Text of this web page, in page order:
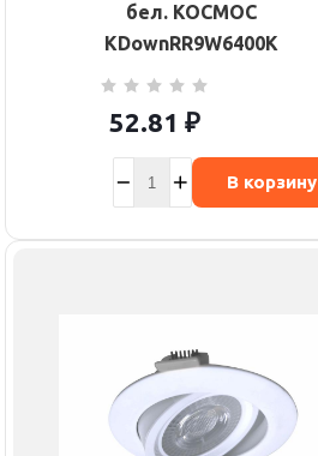
бел. КОСМОС
KDownRR9W6400K
52.81 ₽
В корзину